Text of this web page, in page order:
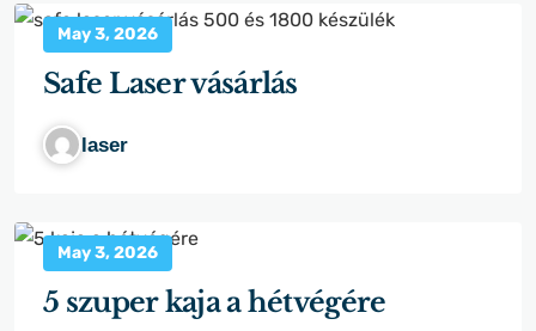
May 3, 2026
Safe Laser vásárlás
laser
May 3, 2026
5 szuper kaja a hétvégére